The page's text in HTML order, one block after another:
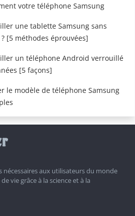
votre téléphone Samsung
une tablette Samsung sans
[5 méthodes éprouvées]
un téléphone Android verrouillé
[5 façons]
le modèle de téléphone Samsung
nécessaires aux utilisateurs du monde
vie grâce à la science et à la